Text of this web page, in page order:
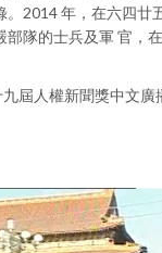
。2014 年，在六四廿
隊的士兵及軍 官，
屆人權新聞獎中文廣